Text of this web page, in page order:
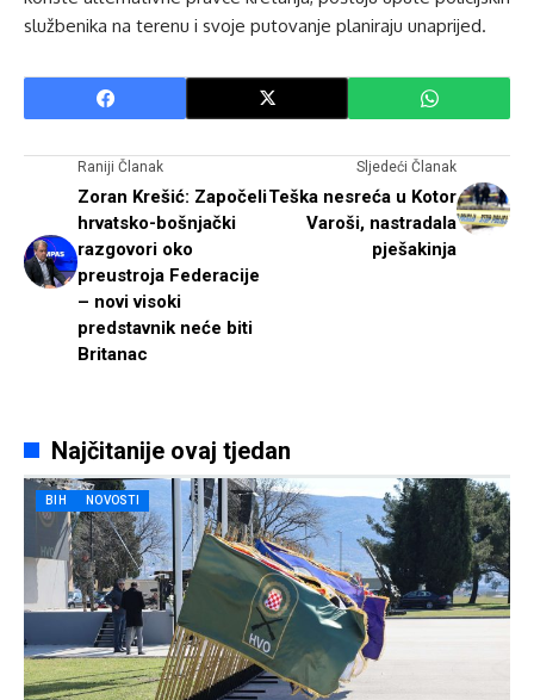
službenika na terenu i svoje putovanje planiraju unaprijed.
Raniji Članak
Zoran Krešić: Započeli
hrvatsko-bošnjački
razgovori oko
preustroja Federacije
– novi visoki
predstavnik neće biti
Britanac
Sljedeći Članak
Teška nesreća u Kotor
Varoši, nastradala
pješakinja
Najčitanije ovaj tjedan
BIH NOVOSTI